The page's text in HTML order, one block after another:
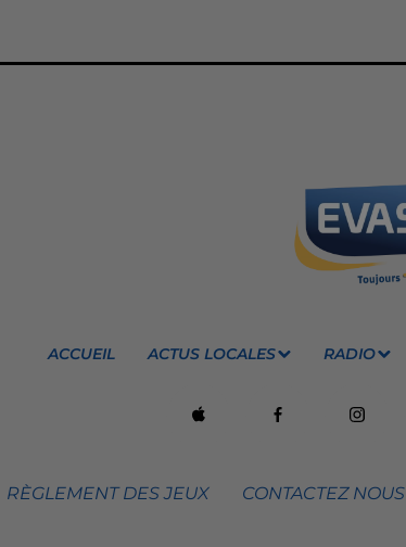
ACCUEIL ACTUS LOCALES RADIO
RÈGLEMENT DES JEUX CONTACTEZ NOUS